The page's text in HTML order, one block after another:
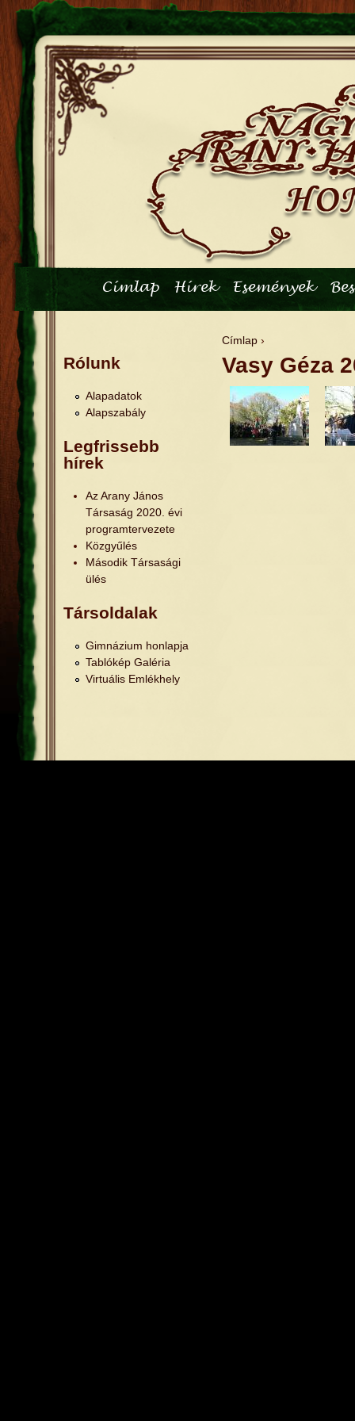
Főmenü
Címlap Hírek Események
Jelenlegi hely
Címlap ›
Vasy Géza
Rólunk
Alapadatok
Alapszabály
Legfrissebb
hírek
Az Arany János
Társaság 2020. évi
programtervezete
Közgyűlés
Második Társasági
ülés
Társoldalak
Gimnázium honlapja
Tablókép Galéria
Virtuális Emlékhely